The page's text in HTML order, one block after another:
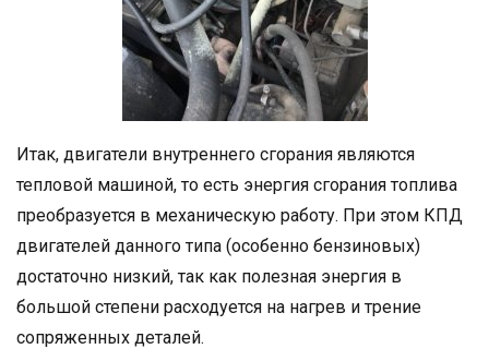
Итак, двигатели внутреннего сгорания являются
тепловой машиной, то есть энергия сгорания топлива
преобразуется в механическую работу. При этом КПД
двигателей данного типа (особенно бензиновых)
достаточно низкий, так как полезная энергия в
большой степени расходуется на нагрев и трение
сопряженных деталей.